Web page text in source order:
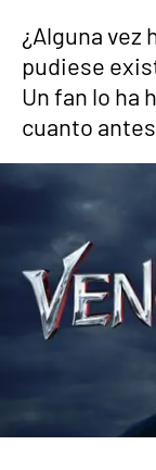
¿Alguna vez
pudiese
Un fan lo ha
cuanto antes.